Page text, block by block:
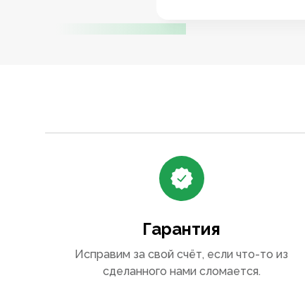
Гарантия
Исправим за свой счёт, если что-то из
сделанного нами сломается.